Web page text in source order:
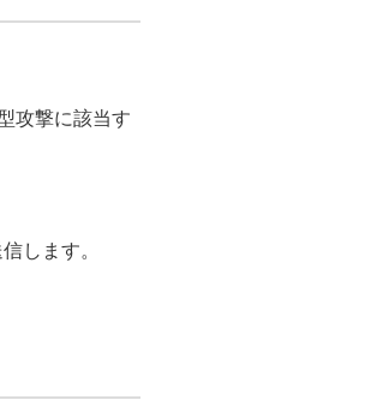
攻撃に該当す
します。